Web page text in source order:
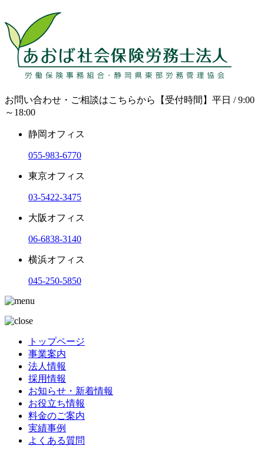
お問い合わせ・ご相談はこちらから
【受付時間】平日 / 9:00
～18:00
静岡オフィス
055-983-6770
東京オフィス
03-5422-3475
大阪オフィス
06-6838-3140
横浜オフィス
045-250-5850
トップページ
事業案内
法人情報
採用情報
お知らせ・新着情報
お役立ち情報
料金のご案内
実績事例
よくある質問